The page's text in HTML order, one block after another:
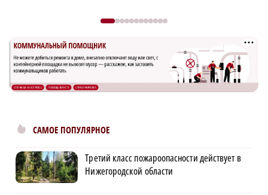
САМОЕ ПОПУЛЯРНОЕ
Третий класс пожароопасности действует в
Нижегородской области